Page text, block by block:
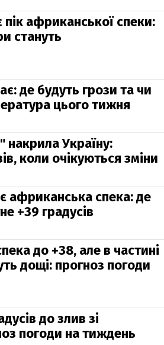
пік африканської спеки:
стануть
де будуть грози та чи
цього тижня
накрила Україну:
коли очікуються зміни
африканська спека: де
+39 градусів
до +38, але в частині
дощі: прогноз погоди
до злив зі
погоди на тиждень